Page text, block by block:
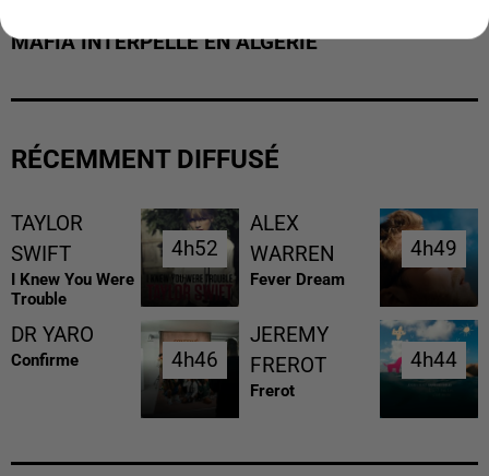
MAFIA INTERPELLÉ EN ALGÉRIE
RÉCEMMENT DIFFUSÉ
TAYLOR
SWIFT
I Knew You Were
Trouble
4h52
4h52
ALEX
WARREN
Fever Dream
4h49
4h49
DR YARO
Confirme 4h46
4h46
JEREMY
FREROT
Frerot
4h44
4h44